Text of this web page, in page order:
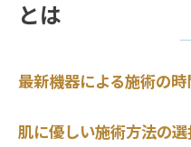
とは
最新機器による施術の時
肌に優しい施術方法の選